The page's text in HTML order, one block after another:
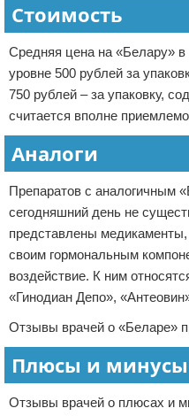
Стоимость
Средняя цена на «Белару» в
уровне 500 рублей за
750 рублей – за упаковку,
считается вполне
Аналоги
Препаратов с аналогичным
сегодняшний день не
представлены
своим гормональным
воздействие. К ним
«Гинодиан Депо»,
Отзывы врачей о «Беларе»
Плюсы и минусы
Отзывы врачей о плюсах и